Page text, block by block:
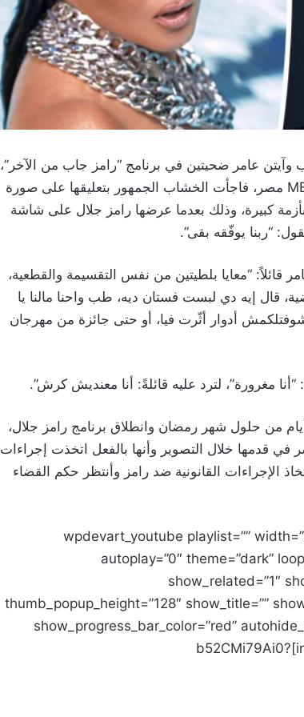
وآيتن عامر ضحيتين في برنامج “رامز جاب من الآخر”،
الذي يقدّمه الفنان رامز جلال على شاشة قناة MBC مصر، فاجأت الخشاب الجمهور بتعليقها على صورة
كبيرة، وذلك بعدما عرضها رامز جلال على شاشة
“ربنا يوفّقه بقى”.
قائلاً: “معايا بلطيتين من نفس التقسيمة والقطعية،
قال إيه دي لبست فستان ديه، طب واحنا مالنا يا
أدوار أثّرت فيا، أو حتى جائزة من مهرجان
مغرورة”، لترد عليه قائلةً: أنا معنديش كرش”.
من حلول شهر رمضان وانطلاق برنامج رامز جلال،
قدمها خلال التصوير وأنها بالفعل اتخذت إجراءات
الإجراءات القانونية ضد رامز وأنتظر حكم القضاء
[wpdevart_youtube playlist=””
autoplay=”0″ theme=”dark”
show_related=”1″
thumb_popup_height=”128″ show_title=””
show_progress_bar_color=”red”
initial_volume=”100″ disable_keyboard=”0″]b52CMi79Ai0?